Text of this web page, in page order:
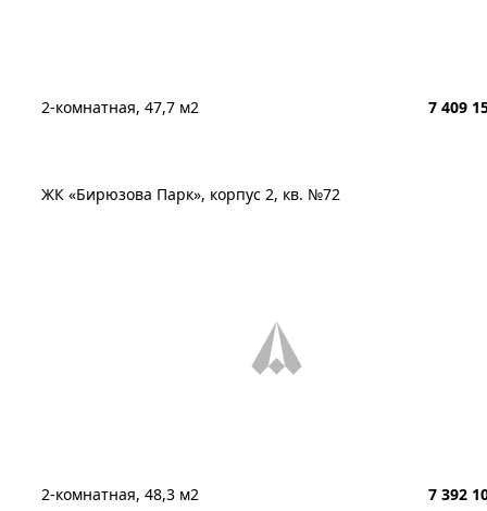
2-комнатная, 47,7 м2 7 409
ЖК «Бирюзова Парк», корпус 2, кв. №72
2-комнатная, 48,3 м2 7 392